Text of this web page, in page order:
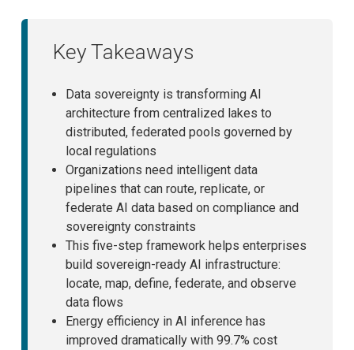
Key Takeaways
Data sovereignty is transforming AI
architecture from centralized lakes to
distributed, federated pools governed by
local regulations
Organizations need intelligent data
pipelines that can route, replicate, or
federate AI data based on compliance and
sovereignty constraints
This five-step framework helps enterprises
build sovereign-ready AI infrastructure:
locate, map, define, federate, and observe
data flows
Energy efficiency in AI inference has
improved dramatically with 99.7% cost